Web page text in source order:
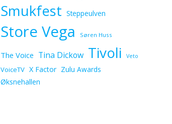
Smukfest Steppeulven
Store Vega Søren Huss
The Voice Tina Dickow Tivoli Veto
VoiceTV X Factor Zulu Awards
Øksnehallen